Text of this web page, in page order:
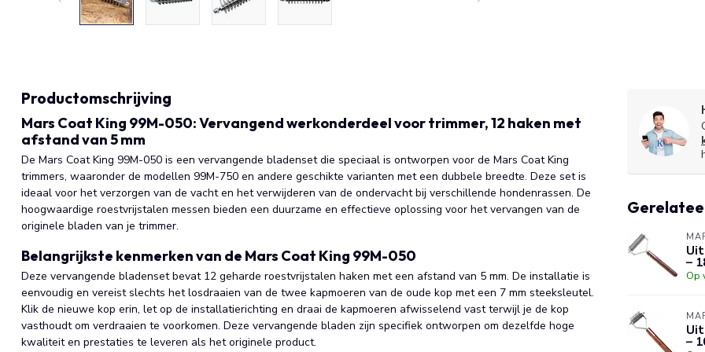
Productomschrijving
Mars Coat King 99M-050: Vervangend werkonderdeel voor trimmer, 12 haken met
afstand van 5 mm
De Mars Coat King 99M-050 is een vervangende bladenset die speciaal is ontworpen voor de Mars Coat King
trimmers, waaronder de modellen 99M-750 en andere geschikte varianten met een dubbele breedte. Deze set is
ideaal voor het verzorgen van de vacht en het verwijderen van de ondervacht bij verschillende hondenrassen. De
hoogwaardige roestvrijstalen messen bieden een duurzame en effectieve oplossing voor het vervangen van de
originele bladen van je trimmer.
Belangrijkste kenmerken van de Mars Coat King 99M-050
Deze vervangende bladenset bevat 12 geharde roestvrijstalen haken met een afstand van 5 mm. De installatie is
eenvoudig en vereist slechts het losdraaien van de twee kapmoeren van de oude kop met een 7 mm steeksleutel.
Klik de nieuwe kop erin, let op de installatierichting en draai de kapmoeren afwisselend vast terwijl je de kop
vasthoudt om verdraaien te voorkomen. Deze vervangende bladen zijn specifiek ontworpen om dezelfde hoge
kwaliteit en prestaties te leveren als het originele product.
–
Op
–